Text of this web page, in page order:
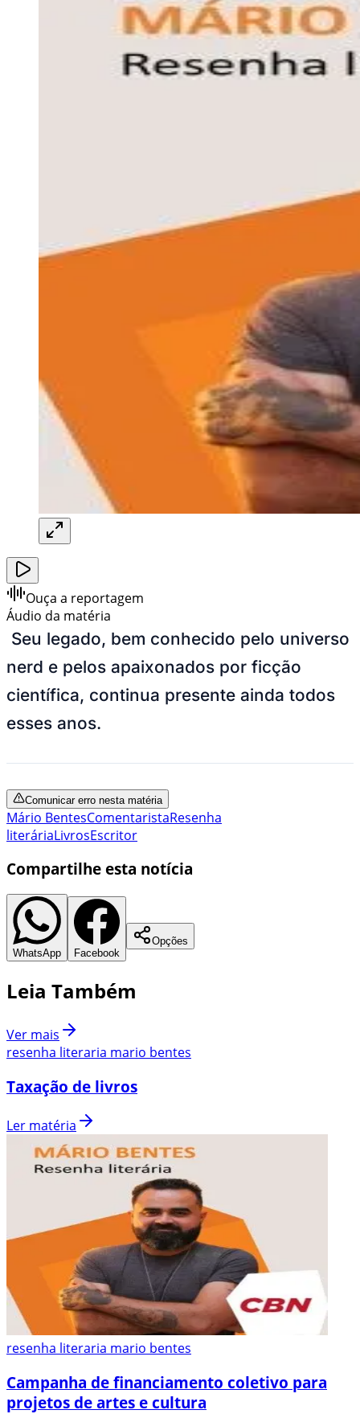
Ouça a reportagem
Áudio da matéria
Seu legado, bem conhecido pelo universo
nerd e pelos apaixonados por ficção
científica, continua presente ainda todos
esses anos.
Comunicar erro nesta matéria
Mário BentesComentaristaResenha
literáriaLivrosEscritor
Compartilhe esta notícia
WhatsApp Facebook
Opções
Leia Também
Ver mais
resenha literaria mario bentes
Taxação de livros
Ler matéria
resenha literaria mario bentes
Campanha de financiamento coletivo para
projetos de artes e cultura